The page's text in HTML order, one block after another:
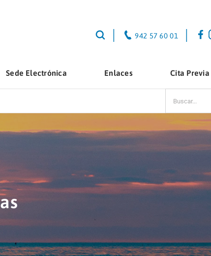
|
942 57 60 01
|
Sede Electrónica Enlaces Cita Previa